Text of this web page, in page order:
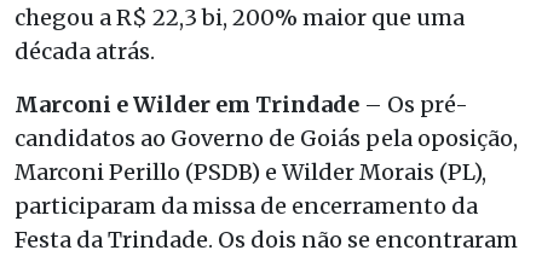
chegou a R$ 22,3 bi, 200% maior que uma
década atrás.
Marconi e Wilder em Trindade – Os pré-
candidatos ao Governo de Goiás pela oposição,
Marconi Perillo (PSDB) e Wilder Morais (PL),
participaram da missa de encerramento da
Festa da Trindade. Os dois não se encontraram